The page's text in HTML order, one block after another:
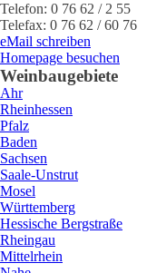
Telefon: 0 76 62 / 2 55
Telefax: 0 76 62 / 60 76
eMail schreiben
Homepage besuchen
Weinbaugebiete
Ahr
Rheinhessen
Pfalz
Baden
Sachsen
Saale-Unstrut
Mosel
Württemberg
Hessische Bergstraße
Rheingau
Mittelrhein